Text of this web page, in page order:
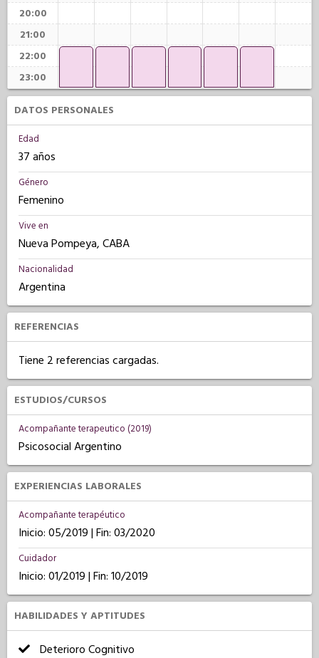
20:00
21:00
22:00
23:00
DATOS PERSONALES
Edad
37 años
Género
Femenino
Vive en
Nueva Pompeya, CABA
Nacionalidad
Argentina
REFERENCIAS
Tiene 2 referencias cargadas.
ESTUDIOS/CURSOS
Acompañante terapeutico (2019)
Psicosocial Argentino
EXPERIENCIAS LABORALES
Acompañante terapéutico
Inicio: 05/2019 | Fin: 03/2020
Cuidador
Inicio: 01/2019 | Fin: 10/2019
HABILIDADES Y APTITUDES
Deterioro Cognitivo